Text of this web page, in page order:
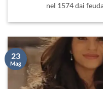
nel 1574 dai
23
Mag